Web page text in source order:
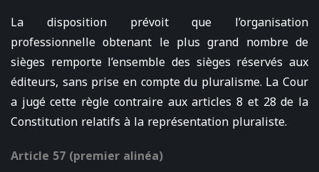
La disposition prévoit que l’organisation
professionnelle obtenant le plus grand nombre de
sièges remporte l’ensemble des sièges réservés aux
éditeurs, sans prise en compte du pluralisme. La Cour
a jugé cette règle contraire aux articles 8 et 28 de la
Constitution relatifs à la représentation pluraliste.
Article 57 (premier alinéa)